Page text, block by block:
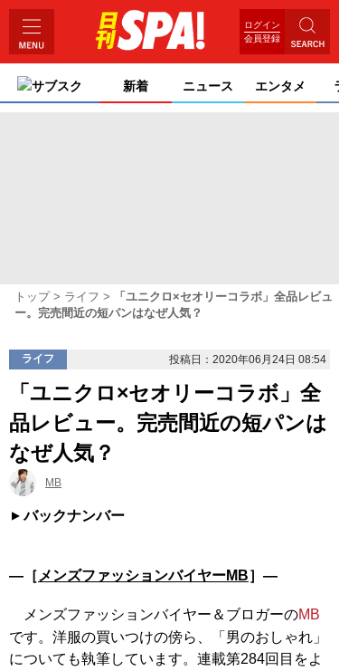
ログイン
会員登録
サブスク 新着 ニュース エンタメ ライ
トップ ライフ
「ユニクロ×セオリーコラボ」全品レビュ
ー。完売間近の短パンはなぜ人気？
ライフ 投稿日：2020年06月24日 08:54
「ユニクロ×セオリーコラボ」全
品レビュー。完売間近の短パンは
なぜ人気？
MB
バックナンバー
―［ メンズファッションバイヤーMB］―
メンズファッションバイヤー＆ブロガーのMB
です。洋服の買いつけの傍ら、「男のおしゃれ」
についても執筆しています。連載第284回目をよ